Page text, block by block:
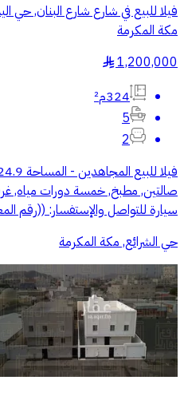
فيلا للبيع في شارع شارع البنان, حي
مكة المكرمة
1,200,000
§
324م²
5
2
صالتين, مطبخ, خمسة دورات
سيارة للتواصل والإستفسار: ((رقم
حي الشرائع, مكة المكرمة